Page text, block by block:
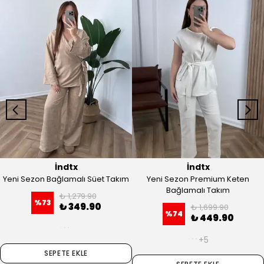
İndtx
Yeni Sezon Bağlamalı Süet Takım
%73
₺ 1,279.90
₺ 349.90
SEPETE EKLE
İndtx
Yeni Sezon Premium Keten
Bağlamalı Takım
%74 ₺ 449.90
SEPETE EKLE